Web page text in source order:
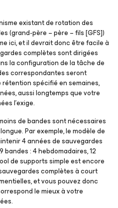
existant de rotation des
(grand-père – père – fils [GFS])
ici, et il devrait donc être facile à
complètes sont dirigées
la configuration de la tâche de
correspondantes seront
spécifié en semaines,
aussi longtemps que votre
l’exige.
de bandes sont nécessaires
Par exemple, le modèle de
4 années de sauvegardes
: 4 hebdomadaires, 12
de supports simple est encore
complètes à court
et vous pouvez donc
le mieux à votre